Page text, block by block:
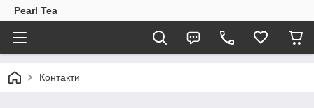
Pearl Tea
Контакти